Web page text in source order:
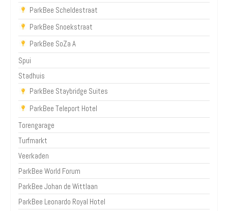
ParkBee Scheldestraat
ParkBee Snoekstraat
ParkBee SoZa A
Spui
Stadhuis
ParkBee Staybridge Suites
ParkBee Teleport Hotel
Torengarage
Turfmarkt
Veerkaden
ParkBee World Forum
ParkBee Johan de Wittlaan
ParkBee Leonardo Royal Hotel